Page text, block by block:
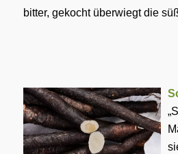
bitter, gekocht überwiegt die